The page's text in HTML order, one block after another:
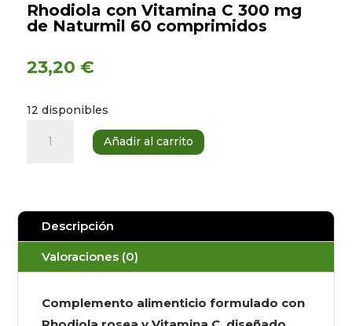
Rhodiola con Vitamina C 300 mg
de Naturmil 60 comprimidos
23,20 €
12 disponibles
300
mg
comprimidos
Añadir al carrito
Descripción
Valoraciones (0)
Complemento alimenticio formulado con